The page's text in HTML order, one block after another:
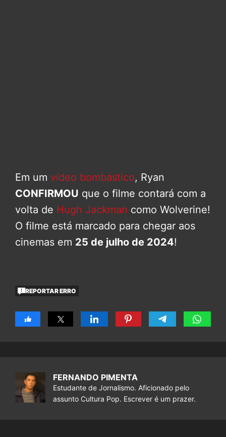
Em um vídeo bombástico, Ryan
CONFIRMOU que o filme contará com a
volta de Hugh Jackman como Wolverine!
O filme está marcado para chegar aos
cinemas em 25 de julho de 2024!
REPORTAR ERRO
FERNANDO PIMENTA
Estudante de Jornalismo. Aficionado pelo
assunto Cultura Pop. Escrever é um prazer.